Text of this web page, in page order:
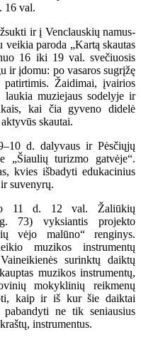
16 val.
ir į Venclauskių namus-
paroda „Kartą skautas
16 iki 19 val. svečiuosis
ir įdomu: po vasaros sugrįžę
Žaidimai, įvairios
laukia muziejaus sodelyje ir
kai čia gyveno didelė
skautai.
d. dalyvaus ir Pėsčiųjų
„Šiaulių turizmo gatvėje“.
kvies išbadyti edukacinius
suvenyrų.
11 d. 12 val. Žaliūkių
73) vyksiantis projekto
vėjo malūno“ renginys.
muzikos instrumentų
surinktų daiktų
muzikos instrumentų,
mokyklinių reikmenų
kaip ir iš kur šie daiktai
ne tik seniausius
instrumentus.